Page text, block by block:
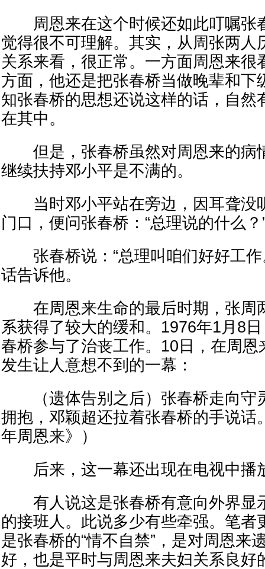
周恩来在这个时候还如此叮嘱张
觉得很不可理解。其实，从周张两人
关系来看，很正常。一方面周恩来很
方面，他还是把张春桥当做晚辈和下
知张春桥的思想还说这样的话，自然
在其中。
但是，张春桥虽然对周恩来的病
继续扶持邓小平是不满的。
当时邓小平站在旁边，因耳聋没
门口，便问张春桥：“总理说的什么？
张春桥说：“总理叫咱们好好工作
话告诉他。
在周恩来生命的最后时期，张周
系获得了较大的缓和。1976年1月8
春桥参与了治丧工作。10日，在周恩
发生让人意想不到的一幕：
（遗体告别之后）张春桥走向守
拥抱，邓颖超还拉着张春桥的手说话
年周恩来》）
后来，这一幕还出现在电视中播
有人说这是张春桥有意向外界显
的接班人。此说多少有些牵强。笔者
是张春桥的“情不自禁”，是对周恩来
好，也是平时与周恩来夫妇关系良好